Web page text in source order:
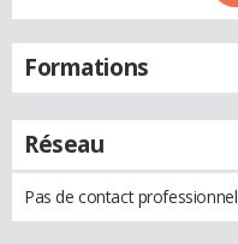
Formations
Réseau
Pas de contact professionnel